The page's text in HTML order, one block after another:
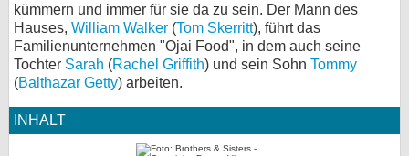
kümmern und immer für sie da zu sein. Der Mann des
Hauses, William Walker (Tom Skerritt), führt das
Familienunternehmen "Ojai Food", in dem auch seine
Tochter Sarah (Rachel Griffith) und sein Sohn Tommy
(Balthazar Getty) arbeiten.
INHALT
Nutzungsbedingungen
Datenschutz
Impressum